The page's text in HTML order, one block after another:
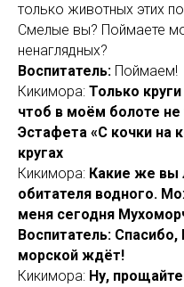
только животных этих
Смелые вы? Поймаете
ненаглядных?
Воспитатель: Поймаем!
Кикимора: Только
чтоб в моём болоте не
Эстафета «С кочки на
кругах
Кикимора: Какие же вы
обитателя водного.
меня сегодня
Воспитатель:
морской ждёт!
Кикимора: Ну,